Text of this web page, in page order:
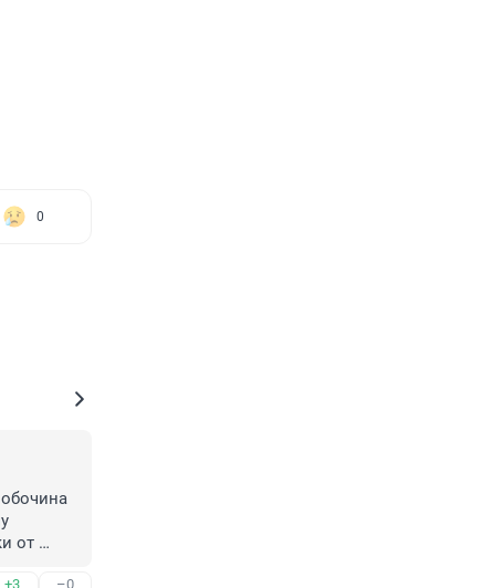
0
от
+3 –0